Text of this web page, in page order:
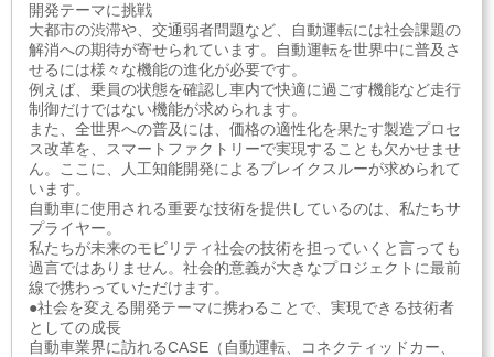
開発テーマに挑戦
大都市の渋滞や、交通弱者問題など、自動運転には社会課題の
解消への期待が寄せられています。自動運転を世界中に普及さ
せるには様々な機能の進化が必要です。
例えば、乗員の状態を確認し車内で快適に過ごす機能など走行
制御だけではない機能が求められます。
また、全世界への普及には、価格の適性化を果たす製造プロセ
ス改革を、スマートファクトリーで実現することも欠かせませ
ん。ここに、人工知能開発によるブレイクスルーが求められて
います。
自動車に使用される重要な技術を提供しているのは、私たちサ
プライヤー。
私たちが未来のモビリティ社会の技術を担っていくと言っても
過言ではありません。社会的意義が大きなプロジェクトに最前
線で携わっていただけます。
●社会を変える開発テーマに携わることで、実現できる技術者
としての成長
自動車業界に訪れるCASE（自動運転、コネクティッドカー、